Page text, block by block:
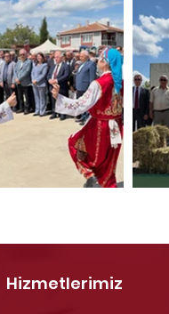
Hizmetlerimiz